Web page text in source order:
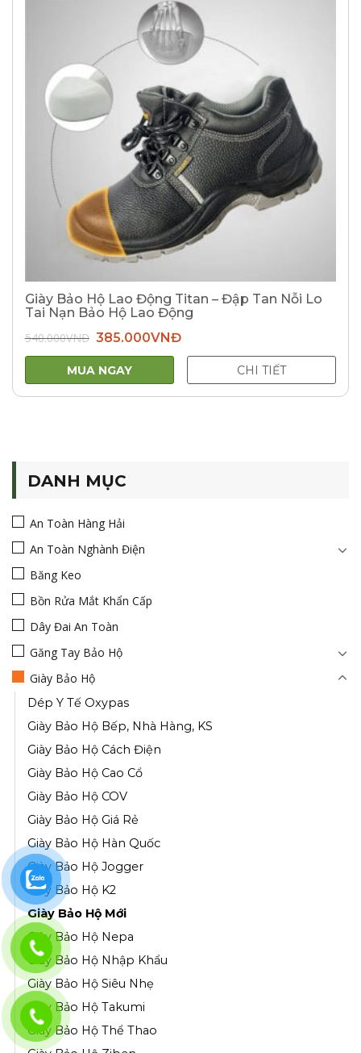
Giày Bảo Hộ Lao Động Titan – Đập Tan Nỗi Lo
Tai Nạn Bảo Hộ Lao Động
540.000VNĐ Giá
gốc
là:
540.000VNĐ.
385.000VNĐGiá
tại
385.000VNĐ.
MUA NGAY CHI TIẾT
DANH MỤC
An Toàn Hàng Hải
An Toàn Nghành Điện
Băng Keo
Bồn Rửa Mắt Khẩn Cấp
Dây Đai An Toàn
Găng Tay Bảo Hộ
Giày Bảo Hộ
Dép Y Tế Oxypas
Giày Bảo Hộ Bếp, Nhà Hàng, KS
Giày Bảo Hộ Cách Điện
Giày Bảo Hộ Cao Cổ
Giày Bảo Hộ COV
Giày Bảo Hộ Giá Rẻ
Giày Bảo Hộ Hàn Quốc
Giày Bảo Hộ Jogger
Giày Bảo Hộ K2
Giày Bảo Hộ Mới
Giày Bảo Hộ Nepa
Giày Bảo Hộ Nhập Khẩu
Giày Bảo Hộ Siêu Nhẹ
Giày Bảo Hộ Takumi
Giày Bảo Hộ Thể Thao